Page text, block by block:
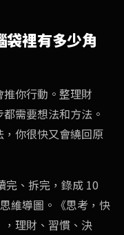
袋裡有多少角
你行動。整理財
需要想法和方法。
你很快又會繞回原
完、拆完，錄成 10
維導圖。《思考，快
理財、習慣、決